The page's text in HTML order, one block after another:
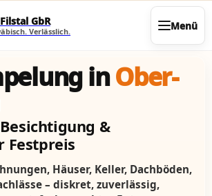
GbR
Verlässlich. Menü
inOber-
&
Festpreis
Häuser, Keller, Dachböden,
– diskret, zuverlässig,